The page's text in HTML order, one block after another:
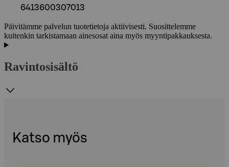
6413600307013
Päivitämme palvelun tuotetietoja aktiivisesti. Suosittelemme
kuitenkin tarkistamaan ainesosat aina myös myyntipakkauksesta.
Ravintosisältö
Katso myös